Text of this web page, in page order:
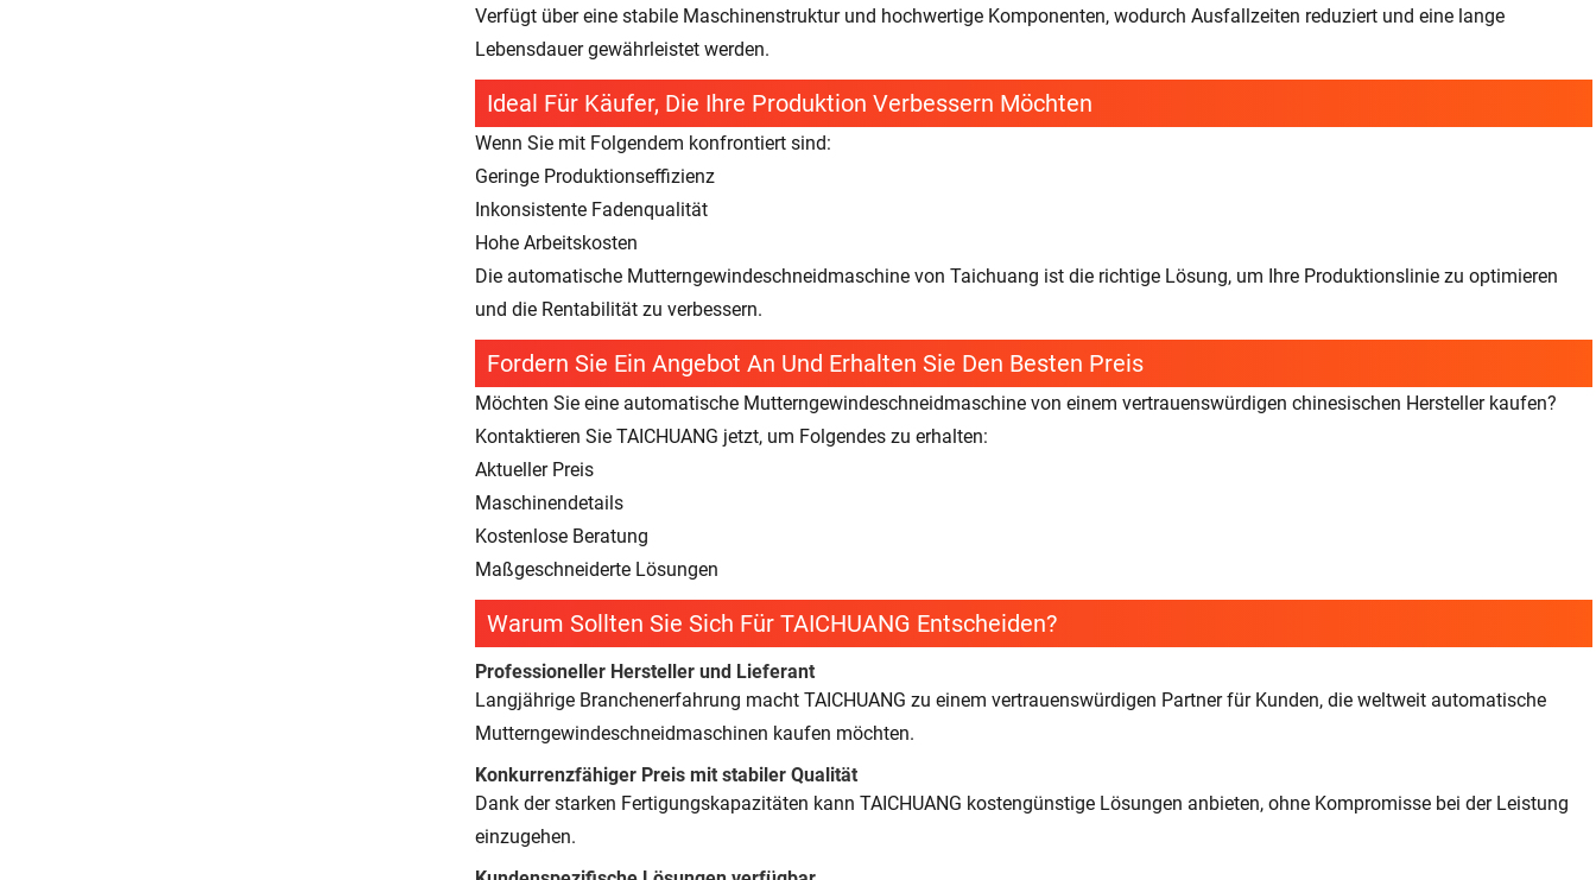
Verfügt über eine stabile Maschinenstruktur und hochwertige Komponenten, wodurch Ausfallzeiten reduziert und eine lange
Lebensdauer gewährleistet werden.
Ideal Für Käufer, Die Ihre Produktion Verbessern Möchten
Wenn Sie mit Folgendem konfrontiert sind:
Geringe Produktionseffizienz
Inkonsistente Fadenqualität
Hohe Arbeitskosten
Die automatische Mutterngewindeschneidmaschine von Taichuang ist die richtige Lösung, um Ihre Produktionslinie zu optimieren
und die Rentabilität zu verbessern.
Fordern Sie Ein Angebot An Und Erhalten Sie Den Besten Preis
Möchten Sie eine automatische Mutterngewindeschneidmaschine von einem vertrauenswürdigen chinesischen Hersteller kaufen?
Kontaktieren Sie TAICHUANG jetzt, um Folgendes zu erhalten:
Aktueller Preis
Maschinendetails
Kostenlose Beratung
Maßgeschneiderte Lösungen
Warum Sollten Sie Sich Für TAICHUANG Entscheiden?
Professioneller Hersteller und Lieferant
Langjährige Branchenerfahrung macht TAICHUANG zu einem vertrauenswürdigen Partner für Kunden, die weltweit automatische
Mutterngewindeschneidmaschinen kaufen möchten.
Konkurrenzfähiger Preis mit stabiler Qualität
Dank der starken Fertigungskapazitäten kann TAICHUANG kostengünstige Lösungen anbieten, ohne Kompromisse bei der Leistung
einzugehen.